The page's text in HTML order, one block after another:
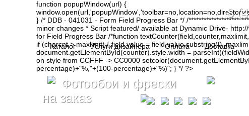
function popupWindow(url) {
} /* DDB - 041031 - Form Field Progress Bar */ /
minor changes * Script featured/ available at Dynamic Drive-
for Field Progress Bar /*function
if (charcnt > maxlimit) { field.value = field.value.substring(0,
document.getElementById(counter).style.width =
on style from CCFFF -> CC0000
percentage)+"%,"+(100-percentage)+"%)"; } */ ?>
Фотообои и фрески
на заказ
8
Каталог Услуги дизайнера Оплата Доставка